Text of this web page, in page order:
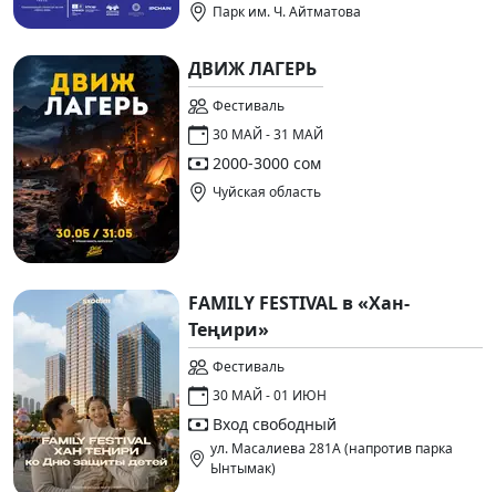
Парк им. Ч. Айтматова
ДВИЖ ЛАГЕРЬ
Фестиваль
30 МАЙ - 31 МАЙ
2000-3000 сом
Чуйская область
FAMILY FESTIVAL в «Хан-
Теңири»
Фестиваль
30 МАЙ - 01 ИЮН
Вход свободный
ул. Масалиева 281А (напротив парка
Ынтымак)